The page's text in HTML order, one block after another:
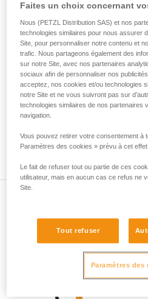
de la reproduire en
Nous donnons des
liées à votre activité. Il
que nous ne décrivons
de connexion de l'appareil.
• Évaluez la possibilité que le
mauvaise position et la stabilité
• Vérifiez les risques
système et la bague du
Remarque
Pour les appareils munis d'une
mousqueton (ZIGZAG,
la bague souple peut avoir été
mousqueton et ne plus maintenir
Présent dans l'article
Faites un choix concernant
Nous (PETZL Distribution SAS) et nos
technologies similaires pour nous assurer
Site, pour personnaliser notre contenu et
trafic. Nous partageons également des
sur notre Site, avec nos partenaires
sociaux afin de personnaliser nos
acceptez, nos cookies et/ou technologies
notre Site et ne vous suivront pas sur
technologies similaires de nos partenaires
navigation.
Vous pouvez retirer votre consentement à
Paramètres des cookies » prévu à cet
Le fait de refuser tout ou partie de ces
utilisateur, mais en aucun cas ce refus ne
Site.
Tout refuser
Paramètres des